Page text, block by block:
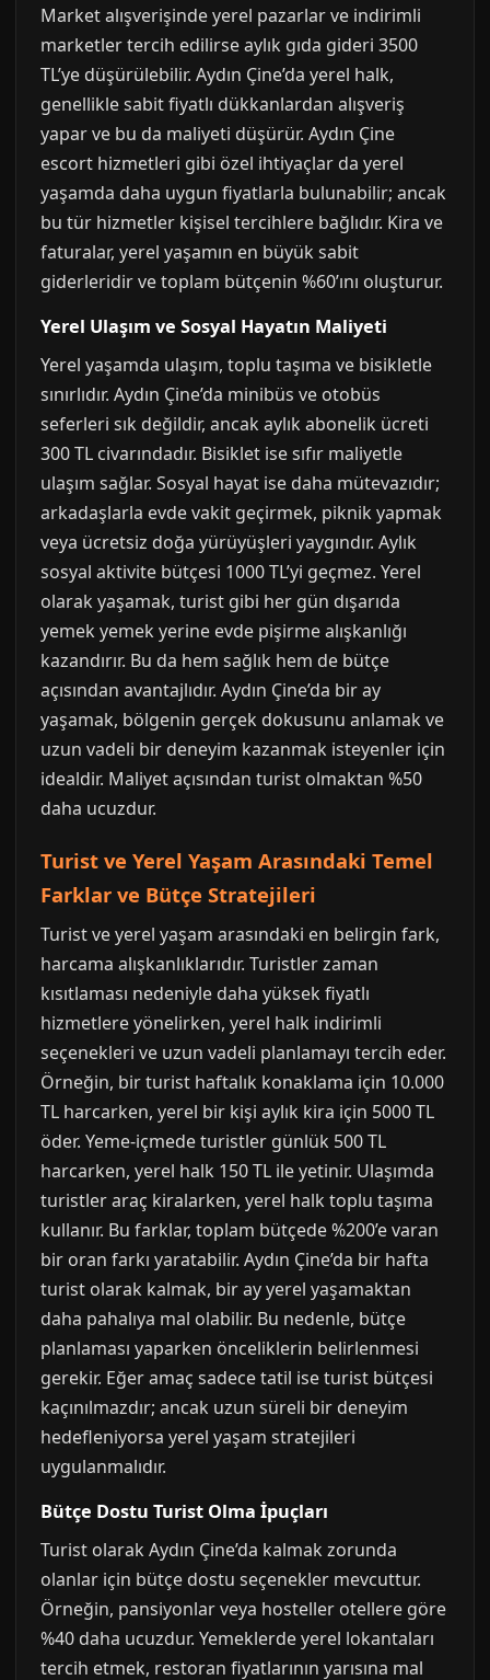
Market alışverişinde yerel pazarlar ve indirimli
marketler tercih edilirse aylık gıda gideri 3500
TL’ye düşürülebilir. Aydın Çine’da yerel halk,
genellikle sabit fiyatlı dükkanlardan alışveriş
yapar ve bu da maliyeti düşürür. Aydın Çine
escort hizmetleri gibi özel ihtiyaçlar da yerel
yaşamda daha uygun fiyatlarla bulunabilir; ancak
bu tür hizmetler kişisel tercihlere bağlıdır. Kira ve
faturalar, yerel yaşamın en büyük sabit
giderleridir ve toplam bütçenin %60’ını oluşturur.
Yerel Ulaşım ve Sosyal Hayatın Maliyeti
Yerel yaşamda ulaşım, toplu taşıma ve bisikletle
sınırlıdır. Aydın Çine’da minibüs ve otobüs
seferleri sık değildir, ancak aylık abonelik ücreti
300 TL civarındadır. Bisiklet ise sıfır maliyetle
ulaşım sağlar. Sosyal hayat ise daha mütevazıdır;
arkadaşlarla evde vakit geçirmek, piknik yapmak
veya ücretsiz doğa yürüyüşleri yaygındır. Aylık
sosyal aktivite bütçesi 1000 TL’yi geçmez. Yerel
olarak yaşamak, turist gibi her gün dışarıda
yemek yemek yerine evde pişirme alışkanlığı
kazandırır. Bu da hem sağlık hem de bütçe
açısından avantajlıdır. Aydın Çine’da bir ay
yaşamak, bölgenin gerçek dokusunu anlamak ve
uzun vadeli bir deneyim kazanmak isteyenler için
idealdir. Maliyet açısından turist olmaktan %50
daha ucuzdur.
Turist ve Yerel Yaşam Arasındaki Temel
Farklar ve Bütçe Stratejileri
Turist ve yerel yaşam arasındaki en belirgin fark,
harcama alışkanlıklarıdır. Turistler zaman
kısıtlaması nedeniyle daha yüksek fiyatlı
hizmetlere yönelirken, yerel halk indirimli
seçenekleri ve uzun vadeli planlamayı tercih eder.
Örneğin, bir turist haftalık konaklama için 10.000
TL harcarken, yerel bir kişi aylık kira için 5000 TL
öder. Yeme-içmede turistler günlük 500 TL
harcarken, yerel halk 150 TL ile yetinir. Ulaşımda
turistler araç kiralarken, yerel halk toplu taşıma
kullanır. Bu farklar, toplam bütçede %200’e varan
bir oran farkı yaratabilir. Aydın Çine’da bir hafta
turist olarak kalmak, bir ay yerel yaşamaktan
daha pahalıya mal olabilir. Bu nedenle, bütçe
planlaması yaparken önceliklerin belirlenmesi
gerekir. Eğer amaç sadece tatil ise turist bütçesi
kaçınılmazdır; ancak uzun süreli bir deneyim
hedefleniyorsa yerel yaşam stratejileri
uygulanmalıdır.
Bütçe Dostu Turist Olma İpuçları
Turist olarak Aydın Çine’da kalmak zorunda
olanlar için bütçe dostu seçenekler mevcuttur.
Örneğin, pansiyonlar veya hosteller otellere göre
%40 daha ucuzdur. Yemeklerde yerel lokantaları
tercih etmek, restoran fiyatlarının yarısına mal